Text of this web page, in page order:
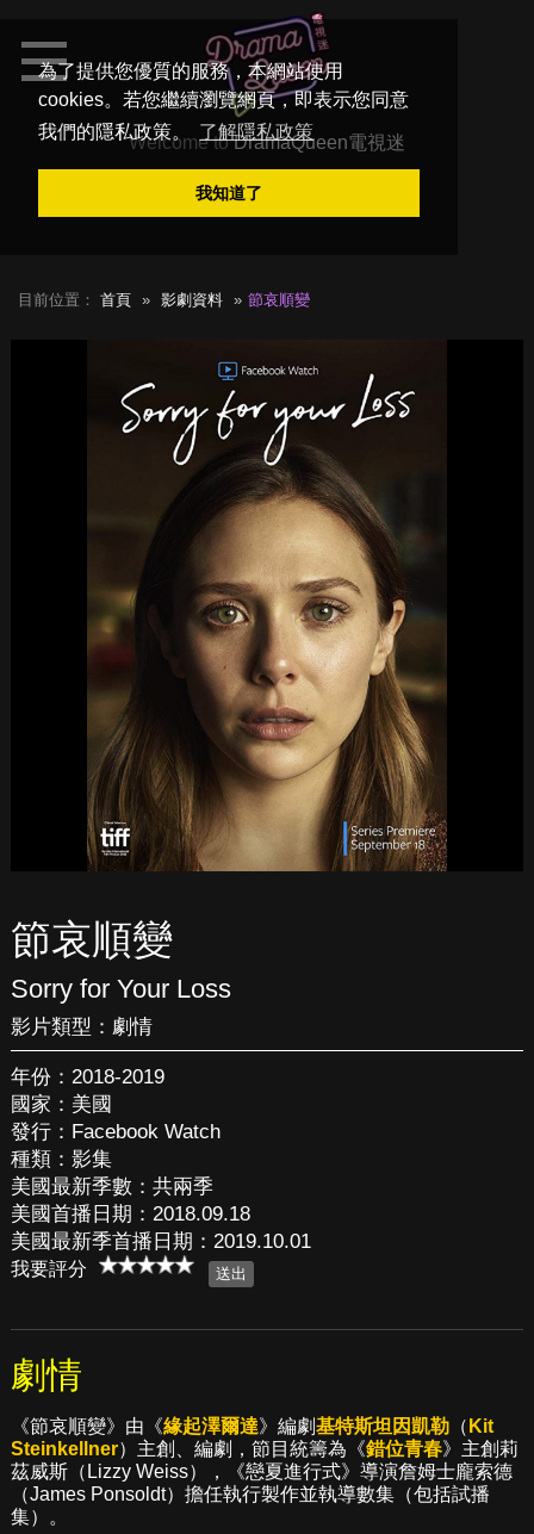
為了提供您優質的服務，本網站使用
cookies。若您繼續瀏覽網頁，即表示您同意
我們的隱私政策。
了解隱私政策
我知道了
Welcome toDramaQueen電視迷
目前位置： 首頁 影劇資料 節哀順變
節哀順變
Sorry for Your Loss
影片類型： 劇情
年份：2018-2019
國家：美國
發行：Facebook Watch
種類：影集
美國最新季數：共兩季
美國首播日期：2018.09.18
美國最新季首播日期：2019.10.01
我要評分
劇情
《節哀順變》由《緣起澤爾達》編劇基特斯坦因凱勒（ Kit
Steinkellner）主創、編劇，節目統籌為《錯位青春》主創莉
茲威斯（Lizzy Weiss），《戀夏進行式》導演詹姆士龐索德
（James Ponsoldt）擔任執行製作並執導數集（包括試播
集）。